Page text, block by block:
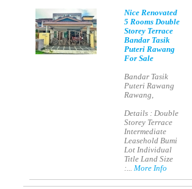
Nice Renovated
5 Rooms Double
Storey Terrace
Bandar Tasik
Puteri Rawang
For Sale
Bandar Tasik
Puteri Rawang
Rawang,
Details : Double
Storey Terrace
Intermediate
Leasehold Bumi
Lot Individual
Title Land Size
:...More Info